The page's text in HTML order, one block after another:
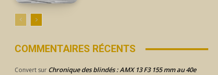
COMMENTAIRES RÉCENTS
Convert sur Chronique des blindés : AMX 13 F3 155 mm au 40e